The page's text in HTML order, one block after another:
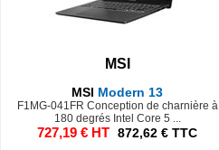
MSI
MSI Modern 13
F1MG-041FR Conception de charnière à
180 degrés Intel Core 5 ...
727,19 € HT 872,62 € TTC